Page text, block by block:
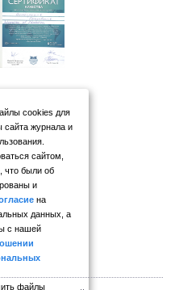
cookies для
сайта журнала и
сайтом,
что были об
и
на
данных, а
с нашей
файлы